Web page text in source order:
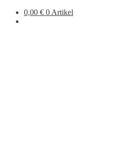
0,00 € 0 Artikel